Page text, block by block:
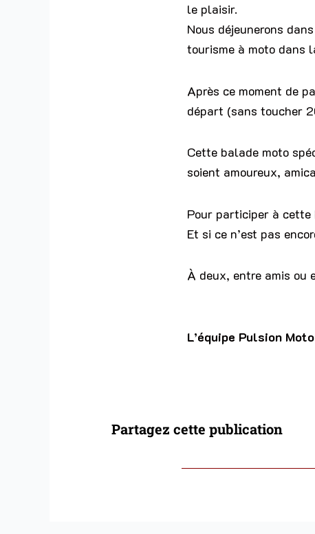
le plaisir.
Nous déjeunerons
tourisme à moto dans
Après ce moment de
départ (sans toucher
Cette balade moto
soient amoureux,
Pour participer à
Et si ce n’est pas
À deux, entre amis ou
L’équipe Pulsion Moto
Partagez cette publication